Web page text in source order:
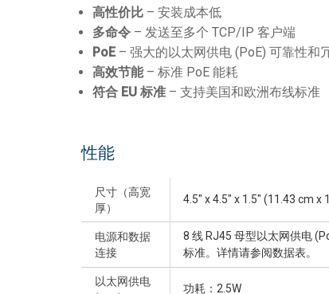
高性价比 – 安装成本低
多命令 – 发送至多个 TCP/IP 客户端
PoE– 强大的以太网供电 (PoE) 可靠性和
高效节能– 标准 PoE 能耗
符合 EU 标准 – 支持美国和欧洲布线标准
性能
尺寸（高宽
厚）
4.5" x 4.5" x 1.5" (11.43 cm x
电源和数据
连接
8 线 RJ45 母型以太网供电
标准。详情请参阅数据表。
以太网供电
功耗：2.5W